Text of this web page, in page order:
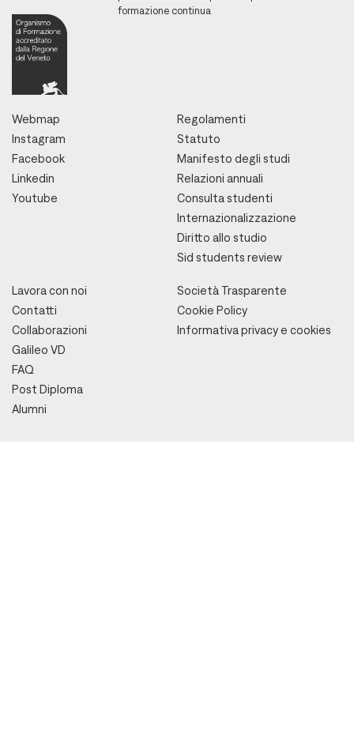
formazione continua
Webmap
Instagram
Facebook
Linkedin
Youtube
Regolamenti
Statuto
Manifesto degli studi
Relazioni annuali
Consulta studenti
Internazionalizzazione
Diritto allo studio
Sid students review
Lavora con noi
Contatti
Collaborazioni
Galileo VD
FAQ
Post Diploma
Alumni
Società Trasparente
Cookie Policy
Informativa privacy e cookies